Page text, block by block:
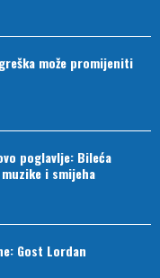
može promijeniti
poglavlje: Bileća
i smijeha
Gost Lordan